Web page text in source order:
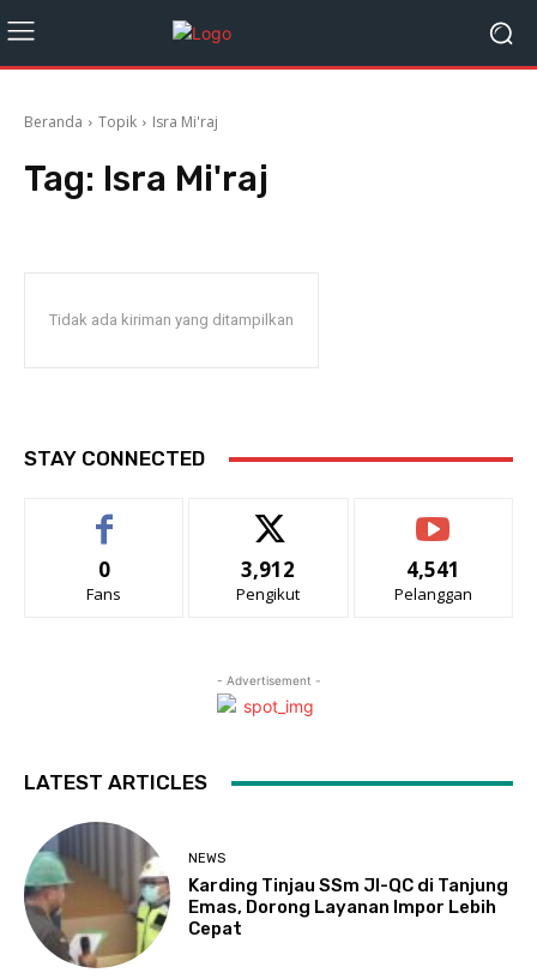
Beranda Topik Isra Mi'raj
Tag: Isra Mi'raj
Tidak ada kiriman yang ditampilkan
STAY CONNECTED
0
Fans
3,912
Pengikut
4,541
Pelanggan
- Advertisement -
LATEST ARTICLES
NEWS
Karding Tinjau SSm JI-QC di Tanjung
Emas, Dorong Layanan Impor Lebih
Cepat